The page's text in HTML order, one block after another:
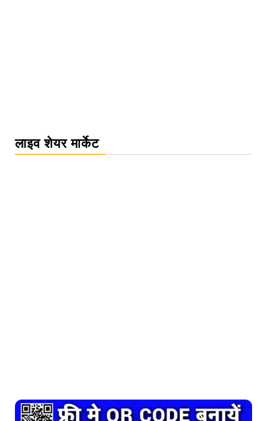
लाइव शेयर मार्केट